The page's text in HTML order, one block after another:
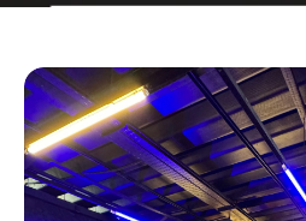
Unidades da